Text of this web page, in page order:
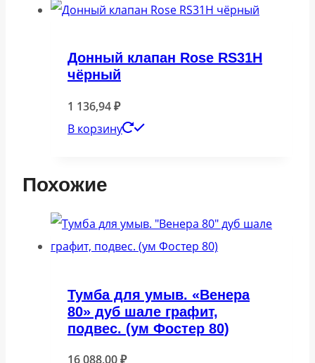
Донный клапан Rose RS31H
чёрный
1 136,94₽
В корзину
Похожие
Тумба для умыв. «Венера
80» дуб шале графит,
подвес. (ум Фостер 80)
16 088,00₽